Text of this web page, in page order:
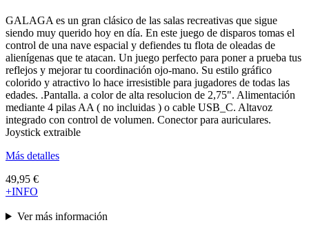
GALAGA es un gran clásico de las salas recreativas que sigue
siendo muy querido hoy en día. En este juego de disparos tomas el
control de una nave espacial y defiendes tu flota de oleadas de
alienígenas que te atacan. Un juego perfecto para poner a prueba tus
reflejos y mejorar tu coordinación ojo-mano. Su estilo gráfico
colorido y atractivo lo hace irresistible para jugadores de todas las
edades. .Pantalla. a color de alta resolucion de 2,75". Alimentación
mediante 4 pilas AA ( no incluidas ) o cable USB_C. Altavoz
integrado con control de volumen. Conector para auriculares.
Joystick extraible
Más detalles
49,95 €
+INFO
Ver más información